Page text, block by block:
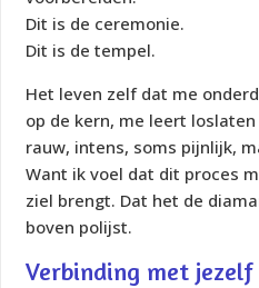
Dit is de ceremonie.
Dit is de tempel.
Het leven zelf dat me
op de kern, me leert
rauw, intens, soms pijnlijk,
Want ik voel dat dit proces
ziel brengt. Dat het de
boven polijst.
Verbinding met